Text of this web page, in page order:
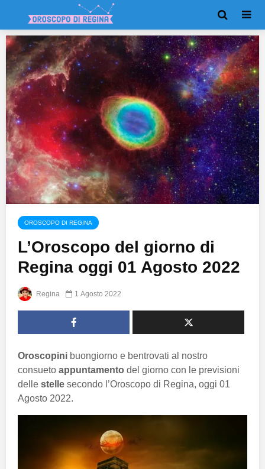
OROSCOPO DI REGINA
L’Oroscopo del giorno di
Regina oggi 01 Agosto 2022
Regina 1 Agosto 2022
Oroscopini buongiorno e bentrovati al nostro
consueto appuntamento del giorno con le previsioni
delle stelle secondo l’Oroscopo di Regina, oggi 01
Agosto 2022.